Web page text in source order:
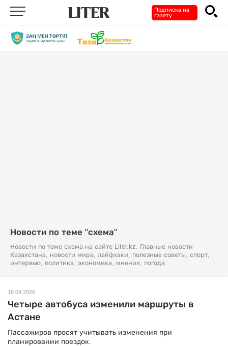
Подписка на
газету
Новости по теме "схема"
Новости по теме схема на сайте Liter.kz. Главные новости
Казахстана, новости мира, лайфхаки, полезные советы, спорт,
интервью, политика, экономика, мнения, погода.
18.04.2026
Четыре автобуса изменили маршруты в
Астане
Пассажиров просят учитывать изменения при
планировании поездок.